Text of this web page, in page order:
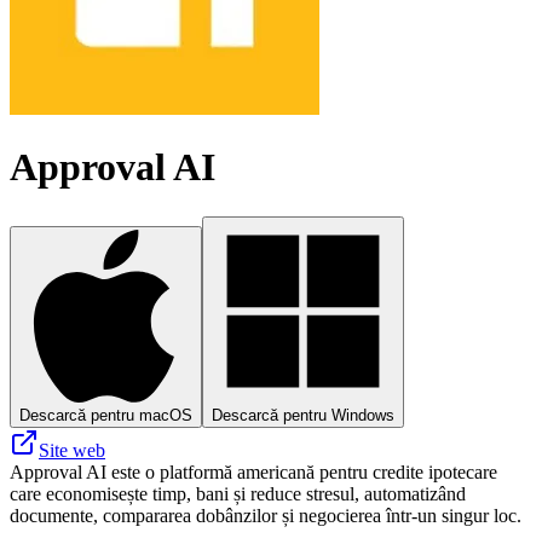
Approval AI
Descarcă pentru macOS Descarcă pentru Windows
Site web
Approval AI este o platformă americană pentru credite ipotecare
care economisește timp, bani și reduce stresul, automatizând
documente, compararea dobânzilor și negocierea într-un singur loc.